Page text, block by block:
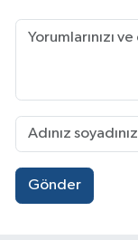
Gönder